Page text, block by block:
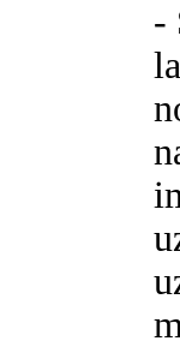
-